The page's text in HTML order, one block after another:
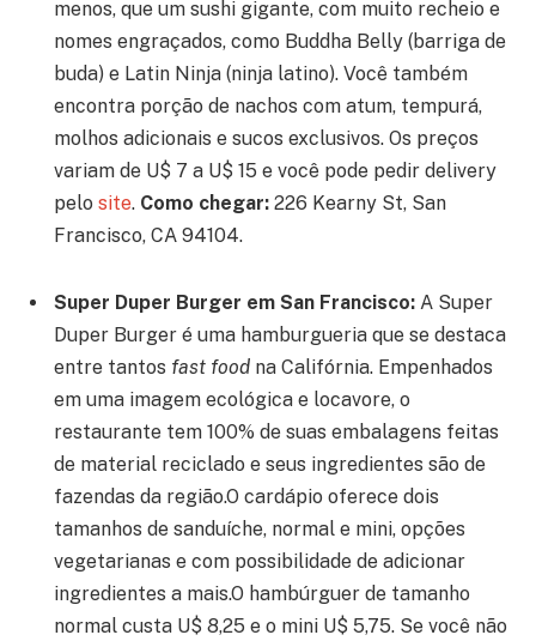
menos, que um sushi gigante, com muito recheio e
nomes engraçados, como Buddha Belly (barriga de
buda) e Latin Ninja (ninja latino). Você também
encontra porção de nachos com atum, tempurá,
molhos adicionais e sucos exclusivos. Os preços
variam de U$ 7 a U$ 15 e você pode pedir delivery
pelo site. Como chegar: 226 Kearny St, San
Francisco, CA 94104.
Super Duper Burger em San Francisco: A Super
Duper Burger é uma hamburgueria que se destaca
entre tantos fast food na Califórnia. Empenhados
em uma imagem ecológica e locavore, o
restaurante tem 100% de suas embalagens feitas
de material reciclado e seus ingredientes são de
fazendas da região.O cardápio oferece dois
tamanhos de sanduíche, normal e mini, opções
vegetarianas e com possibilidade de adicionar
ingredientes a mais.O hambúrguer de tamanho
normal custa U$ 8,25 e o mini U$ 5,75. Se você não